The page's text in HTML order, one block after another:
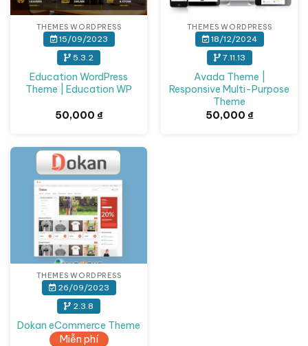
THEMES WORDPRESS
15/09/2023
5.3.2
Education WordPress
Theme | Education WP
50,000 ₫
THEMES WORDPRESS
18/12/2024
7.11.13
Avada Theme |
Responsive Multi-Purpose
Theme
50,000 ₫
THEMES WORDPRESS
26/09/2023
2.3.8
Dokan eCommerce Theme
Miễn phí